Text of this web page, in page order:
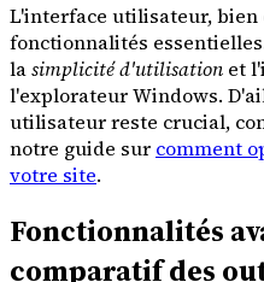
L'interface utilisateur, bien
fonctionnalités
lasimplicité d'utilisation et
l'explorateur Windows.
utilisateur reste crucial,
notre guide sur comment
votre site.
Fonctionnalités
comparatif des